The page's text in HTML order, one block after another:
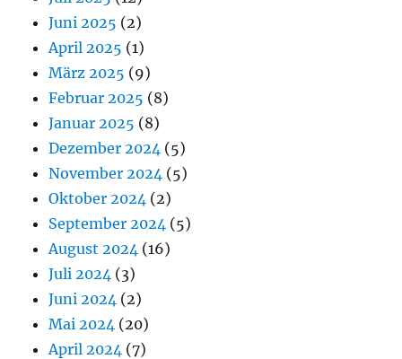
Juni 2025 (2)
April 2025 (1)
März 2025 (9)
Februar 2025 (8)
Januar 2025 (8)
Dezember 2024 (5)
November 2024 (5)
Oktober 2024 (2)
September 2024 (5)
August 2024 (16)
Juli 2024 (3)
Juni 2024 (2)
Mai 2024 (20)
April 2024 (7)